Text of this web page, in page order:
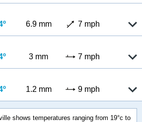
6.9 mm 7 mph
3 mm 7 mph
1.2 mm 9 mph
shows temperatures ranging from 19°c to